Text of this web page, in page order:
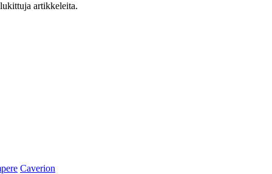
artikkeleita.
Caverion